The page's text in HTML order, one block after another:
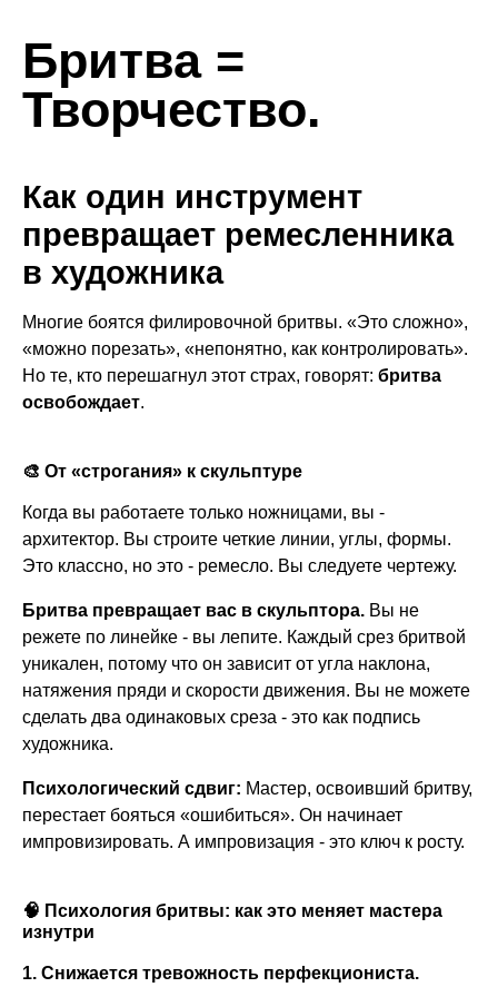
Бритва =
Творчество.
Как один инструмент
превращает ремесленника
в художника
Многие боятся филировочной бритвы. «Это сложно»,
«можно порезать», «непонятно, как контролировать».
Но те, кто перешагнул этот страх, говорят: бритва
освобождает.
🎨 От «строгания» к скульптуре
Когда вы работаете только ножницами, вы -
архитектор. Вы строите четкие линии, углы, формы.
Это классно, но это - ремесло. Вы следуете чертежу.
Бритва превращает вас в скульптора. Вы не
режете по линейке - вы лепите. Каждый срез бритвой
уникален, потому что он зависит от угла наклона,
натяжения пряди и скорости движения. Вы не можете
сделать два одинаковых среза - это как подпись
художника.
Психологический сдвиг: Мастер, освоивший бритву,
перестает бояться «ошибиться». Он начинает
импровизировать. А импровизация - это ключ к росту.
🧠 Психология бритвы: как это меняет мастера
изнутри
1. Снижается тревожность перфекциониста.